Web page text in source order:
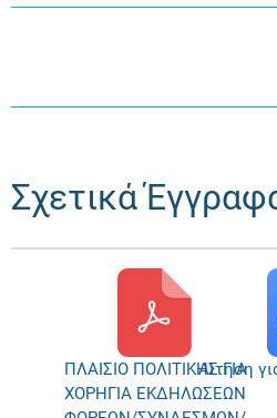
Σχετικά
ΠΛΑΙΣΙΟ ΠΟΛΙΤΙΚΗΣ ΓΙΑ
ΧΟΡΗΓΙΑ ΕΚΔΗΛΩΣΕΩΝ
Αίτηση